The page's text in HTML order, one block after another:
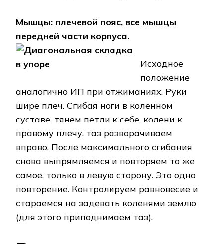
Мышцы: плечевой пояс, все мышцы
передней части корпуса.
Исходное
положение
аналогично ИП при отжиманиях. Руки
шире плеч. Сгибая ноги в коленном
суставе, тянем петли к себе, колени к
правому плечу, таз разворачиваем
вправо. После максимального сгибания
снова выпрямляемся и повторяем то же
самое, только в левую сторону. Это одно
повторение. Контролируем равновесие и
стараемся на задевать коленями землю
(для этого приподнимаем таз).